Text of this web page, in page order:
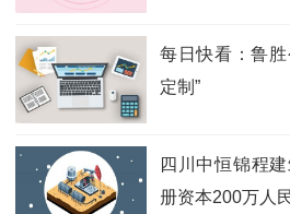
每日快看：鲁胜
定制”
四川中恒锦程
册资本200万人